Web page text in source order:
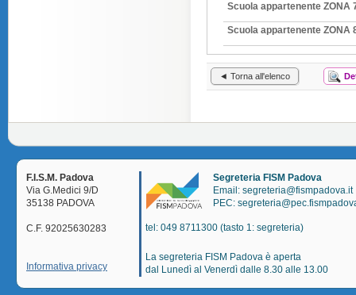
Scuola appartenente ZONA
Scuola appartenente ZONA
◄ Torna all'elenco
F.I.S.M. Padova
Via G.Medici 9/D
35138 PADOVA
C.F. 92025630283
Informativa privacy
Segreteria FISM Padova
Email: segreteria@fismpadova.it
PEC:
tel: 049 8711300 (tasto 1: segreteria)
La segreteria FISM Padova è aperta
dal Lunedì al Venerdì dalle 8.30 alle 13.00